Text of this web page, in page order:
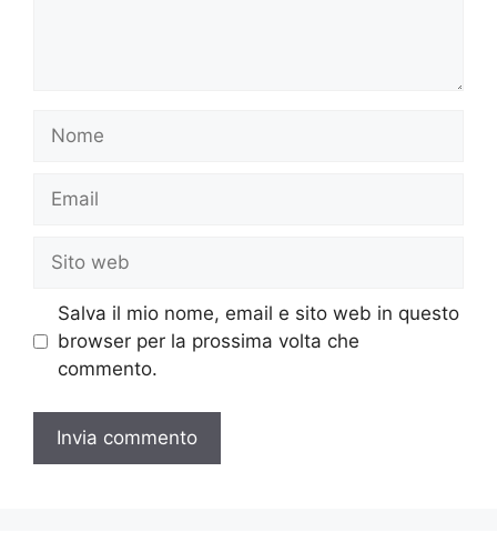
Nome
Email
Sito
web
Salva il mio nome, email e sito web in questo
browser per la prossima volta che
commento.